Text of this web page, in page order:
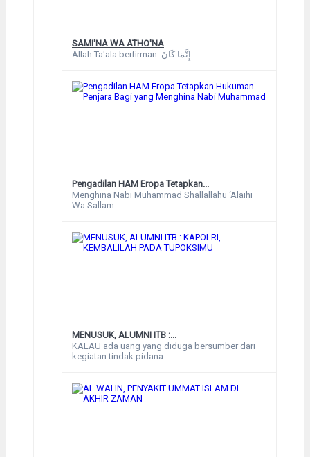
SAMI'NA WA ATHO'NA
Allah Ta'ala berfirman: إِنَّمَا كَانَ...
Pengadilan HAM Eropa Tetapkan...
Menghina Nabi Muhammad Shallallahu ‘Alaihi
Wa Sallam...
MENUSUK, ALUMNI ITB :...
KALAU ada uang yang diduga bersumber dari
kegiatan tindak pidana...